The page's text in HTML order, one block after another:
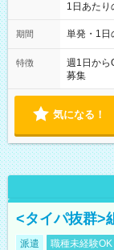
1日あたり
勤務 勤務：月
可能です！ ※1日あたりの最大実働時間は日勤、夜勤共に
期間 単発・1日
特徴
週1日から
募集
気になる！
<タイパ抜群>
派遣 職種未経験OK